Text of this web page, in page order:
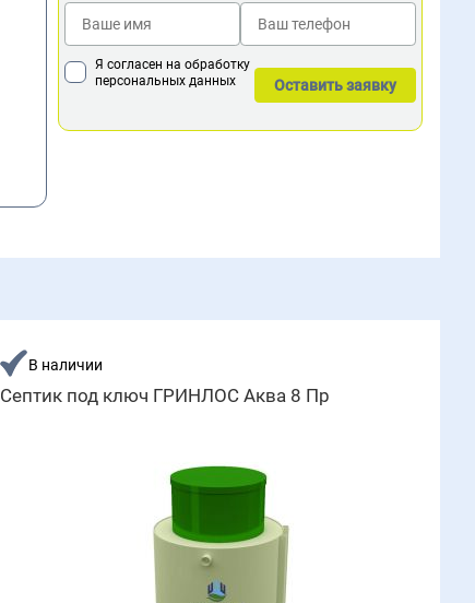
Я согласен на обработку
персональных данных
В наличии
Септик под ключ ГРИНЛОС Аква 8 Пр